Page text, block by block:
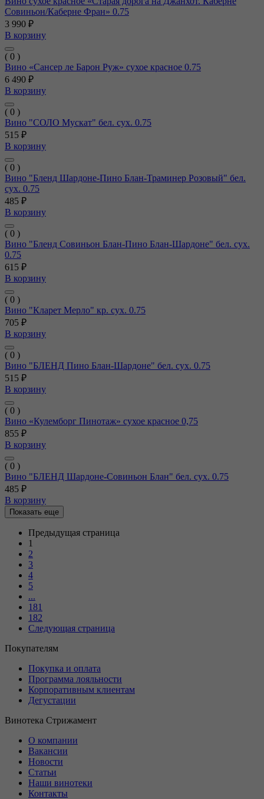
Совиньон/Каберне Фран» 0.75
3 990 ₽
В корзину
( 0 )
Вино «Сансер ле Барон Руж» сухое красное 0.75
6 490 ₽
В корзину
( 0 )
Вино "СОЛО Мускат" бел. сух. 0.75
515 ₽
В корзину
( 0 )
Вино "Бленд Шардоне-Пино Блан-Траминер Розовый" бел.
сух. 0.75
485 ₽
В корзину
( 0 )
Вино "Бленд Совиньон Блан-Пино Блан-Шардоне" бел. сух.
0.75
615 ₽
В корзину
( 0 )
Вино "Кларет Мерло" кр. сух. 0.75
705 ₽
В корзину
( 0 )
Вино "БЛЕНД Пино Блан-Шардоне" бел. сух. 0.75
515 ₽
В корзину
( 0 )
Вино «Кулемборг Пинотаж» сухое красное 0,75
855 ₽
В корзину
( 0 )
Вино "БЛЕНД Шардоне-Совиньон Блан" бел. сух. 0.75
485 ₽
В корзину
Показать еще
Предыдущая страница
1
2
3
4
5
...
181
182
Следующая страница
Покупателям
Покупка и оплата
Программа лояльности
Корпоративным клиентам
Дегустации
Винотека Стрижамент
О компании
Вакансии
Новости
Статьи
Наши винотеки
Контакты